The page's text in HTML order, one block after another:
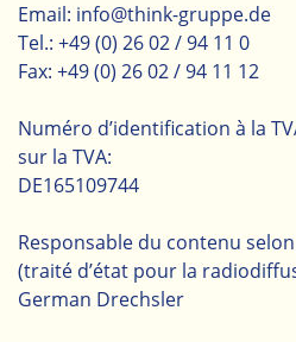
Email: info@think-gruppe.de
Tel.: +49 (0) 26 02 / 94 11 0
Fax: +49 (0) 26 02 / 94 11 12
Numéro d’identification à la
sur la TVA:
DE165109744
Responsable du contenu selon
(traité d’état pour la
German Drechsler